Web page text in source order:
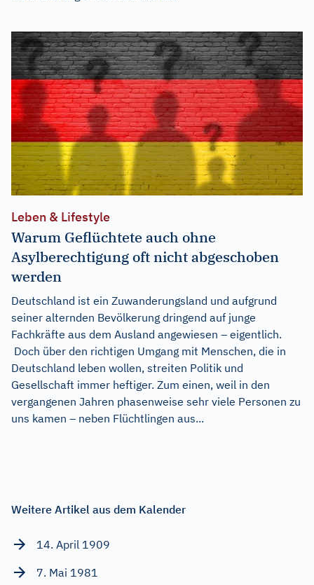
Leben & Lifestyle
Warum Geflüchtete auch ohne
Asylberechtigung oft nicht abgeschoben
werden
Deutschland ist ein Zuwanderungsland und aufgrund
seiner alternden Bevölkerung dringend auf junge
Fachkräfte aus dem Ausland angewiesen – eigentlich.
Doch über den richtigen Umgang mit Menschen, die in
Deutschland leben wollen, streiten Politik und
Gesellschaft immer heftiger. Zum einen, weil in den
vergangenen Jahren phasenweise sehr viele Personen zu
uns kamen – neben Flüchtlingen aus...
Weitere Artikel aus dem Kalender
14. April 1909
7. Mai 1981